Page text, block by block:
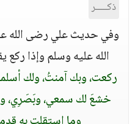
ذكـــــر
وفي حديث علي رضى الله
الله عليه وسلم وإذا
ركعت، وبك آمنتُ، ولك
خشعَ لك سمعي، وبَصَرِي،